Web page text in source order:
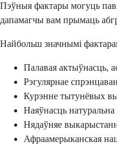
Пэўныя фактары могуць
дапамагчы вам прымаць
Найбольш значнымі
Палавая актыўнасць,
Рэгулярнае
Курэнне тытунёвых
Наяўнасць натуральна
Нядаўняе
Афраамерыканская